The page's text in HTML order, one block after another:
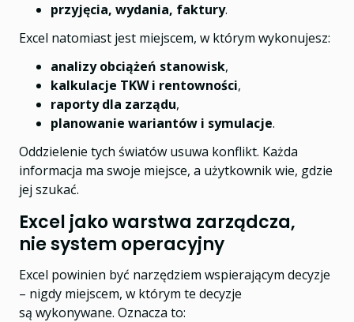
przyjęcia, wydania, faktury.
Excel natomiast jest miejscem, w którym wykonujesz:
analizy obciążeń stanowisk,
kalkulacje TKW i rentowności,
raporty dla zarządu,
planowanie wariantów i symulacje.
Oddzielenie tych światów usuwa konflikt. Każda
informacja ma swoje miejsce, a użytkownik wie, gdzie
jej szukać.
Excel jako warstwa zarządcza,
nie system operacyjny
Excel powinien być narzędziem wspierającym decyzje
– nigdy miejscem, w którym te decyzje
są wykonywane. Oznacza to: